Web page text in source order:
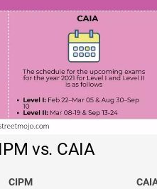
vs. CAIA
CIPM